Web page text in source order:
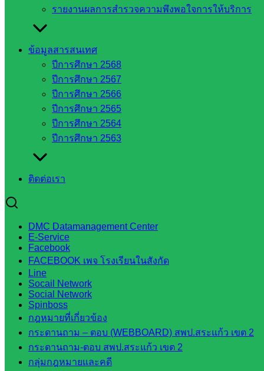
รายงานผลการสำรวจความพึงพอใจการให้บริการ
ข้อมูลสารสนเทศ
ปีการศึกษา 2568
ปีการศึกษา 2567
ปีการศึกษา 2566
ปีการศึกษา 2565
ปีการศึกษา 2564
ปีการศึกษา 2563
ติดต่อเรา
DMC Datamanagement Center
E-Service
Facebook
FACEBOOK เพจ โรงเรียนในสังกัด
Line
Socail Network
Social Network
Spinboss
กฎหมายที่เกี่ยวข้อง
กระดานถาม – ตอบ (WEBBOARD) สพป.สระแก้ว เขต 2
กระดานถาม-ตอบ สพป.สระแก้ว เขต 2
กลุ่มกฎหมายและคดี
เว็บไซต์
สพป. ใน
สังกัด
สพฐ.
กรมบัญชี
กลาง
สำนักงาน
ส.ก.ส.ค
หน่วยงาน
ในจังหวัด
สระแก้ว
จังหวัด
สระแก้ว
องค์การ
บริหาร
ส่วน
จังหวัด
สระแก้ว
ศึกษาธิการ
จังหวัด